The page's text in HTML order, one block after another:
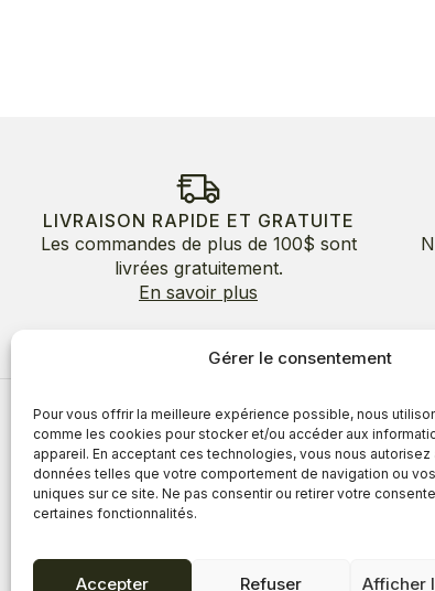
Gérer le consentement
Pour vous offrir la meilleure expérience possible, nous
comme les cookies pour stocker et/ou accéder aux
appareil. En acceptant ces technologies, vous nous autorisez
données telles que votre comportement de navigation ou
uniques sur ce site. Ne pas consentir ou retirer votre
certaines fonctionnalités.
Accepter Refuser Afficher
LIVRAISON RAPIDE ET GRATUITE
Les commandes de plus de 100$ sont
livrées gratuitement.
En savoir plus
À
À